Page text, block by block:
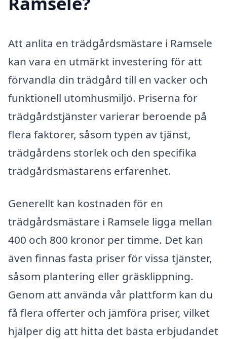
Att anlita en trädgårdsmästare i Ramsele
kan vara en utmärkt investering för att
förvandla din trädgård till en vacker och
funktionell utomhusmiljö. Priserna för
trädgårdstjänster varierar beroende på
flera faktorer, såsom typen av tjänst,
trädgårdens storlek och den specifika
trädgårdsmästarens erfarenhet.
Generellt kan kostnaden för en
trädgårdsmästare i Ramsele ligga mellan
400 och 800 kronor per timme. Det kan
även finnas fasta priser för vissa tjänster,
såsom plantering eller gräsklippning.
Genom att använda vår plattform kan du
få flera offerter och jämföra priser, vilket
hjälper dig att hitta det bästa erbjudandet